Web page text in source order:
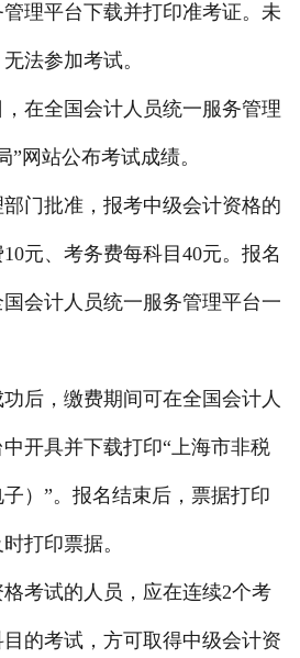
理平台下载并打印准考证。未
法参加考试。
在全国会计人员统一服务管理
网站公布考试成绩。
批准，报考中级会计资格的
元、考务费每科目40元。报名
会计人员统一服务管理平台一
，缴费期间可在全国会计人
开具并下载打印“上海市非税
）”。报名结束后，票据打印
打印票据。
试的人员，应在连续2个考
的考试，方可取得中级会计资